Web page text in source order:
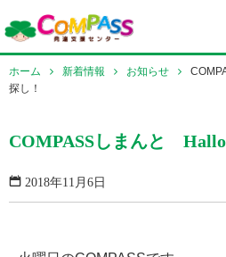
ホーム 新着情報 お知らせ
探し！
COMPASSしまんと
2018年11月6日